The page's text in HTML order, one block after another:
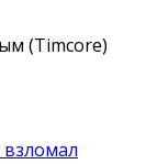
(Timcore)
взломал